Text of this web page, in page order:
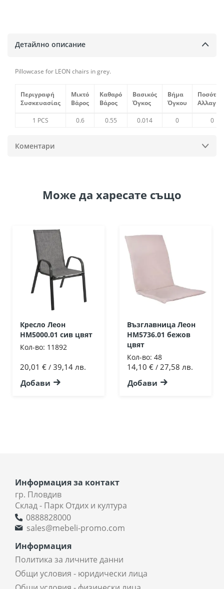
Детайлно описание
Pillowcase for LEON chairs in grey.
Συσκευασίες
Περιγραφή
Συσκευασίας
Μικτό
Βάρος
Καθαρό
Βάρος
Βασικός
Όγκος
Βήμα
Όγκου
Αλλαγής
1 PCS 0.6 0.55 0.014 0 0
Коментари
Може да харесате също
Кресло Леон
HM5000.01 сив цвят
Кол-во: 11892
20,01 € / 39,14 лв.
Добави
Възглавница Леон
HM5736.01 бежов
цвят
Кол-во: 48
14,10 € / 27,58 лв.
Добави
Информация за контакт
гр. Пловдив
Склад - Парк Отдих и култура
0888828000
sales@mebeli-promo.com
Информация
Политика за личните данни
Общи условия - юридически лица